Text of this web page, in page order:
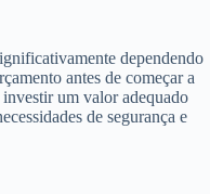
dependendo
antes de começar a
investir um valor adequado
de segurança e